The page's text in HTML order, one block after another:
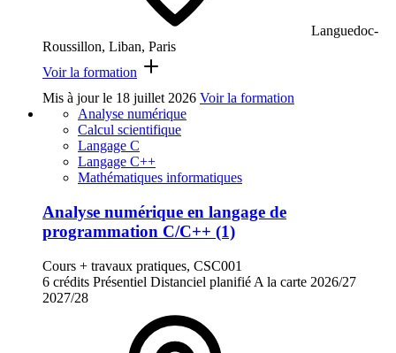
Languedoc-
Roussillon, Liban, Paris
Voir la formation
Mis à jour le 18 juillet 2026 Voir la formation
Analyse numérique
Calcul scientifique
Langage C
Langage C++
Mathématiques informatiques
Analyse numérique en langage de
programmation C/C++ (1)
Cours + travaux pratiques, CSC001
6 crédits Présentiel Distanciel planifié A la carte 2026/27
2027/28